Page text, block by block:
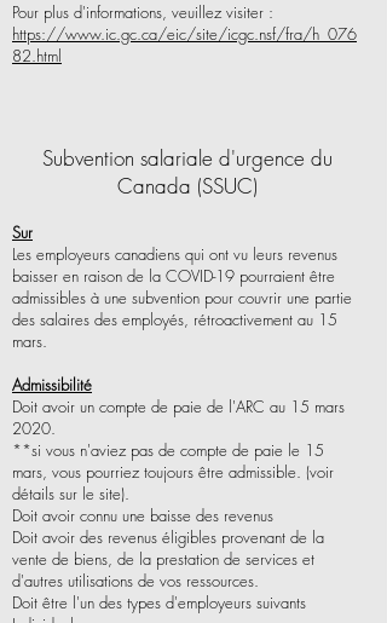
Pour plus d'informations, veuillez visiter :
https://www.ic.gc.ca/eic/site/icgc.nsf/fra/h_076
82.html
Subvention salariale d'urgence du
Canada (SSUC)
Sur
Les employeurs canadiens qui ont vu leurs revenus
baisser en raison de la COVID-19 pourraient être
admissibles à une subvention pour couvrir une partie
des salaires des employés, rétroactivement au 15
mars.
Admissibilité
Doit avoir un compte de paie de l'ARC au 15 mars
2020.
**si vous n'aviez pas de compte de paie le 15
mars, vous pourriez toujours être admissible. (voir
détails sur le site).
Doit avoir connu une baisse des revenus
Doit avoir des revenus éligibles provenant de la
vente de biens, de la prestation de services et
d'autres utilisations de vos ressources.
Doit être l'un des types d'employeurs suivants